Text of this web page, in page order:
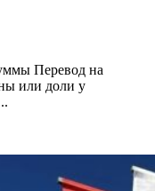
Перевод на
или доли у